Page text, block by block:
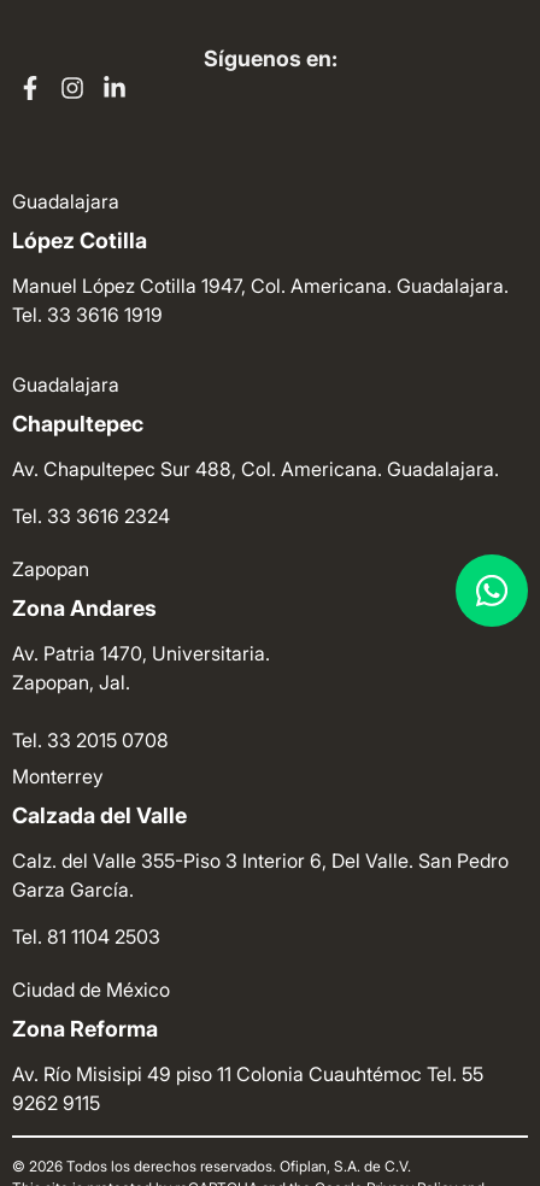
Síguenos en:
Guadalajara
López Cotilla
Manuel López Cotilla 1947, Col. Americana. Guadalajara.
Tel. 33 3616 1919
Guadalajara
Chapultepec
Av. Chapultepec Sur 488, Col. Americana. Guadalajara.
Tel. 33 3616 2324
Zapopan
Zona Andares
Av. Patria 1470, Universitaria.
Zapopan, Jal.
Tel. 33 2015 0708
Monterrey
Calzada del Valle
Calz. del Valle 355-Piso 3 Interior 6, Del Valle. San Pedro
Garza García.
Tel. 81 1104 2503
Ciudad de México
Zona Reforma
Av. Río Misisipi 49 piso 11 Colonia Cuauhtémoc Tel. 55
9262 9115
© 2026 Todos los derechos reservados. Ofiplan, S.A. de C.V.